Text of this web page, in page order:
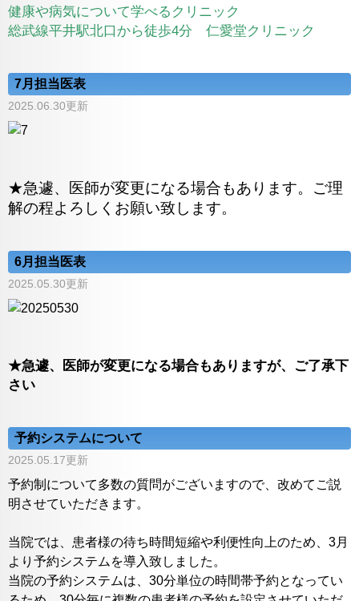
健康や病気について学べるクリニック
総武線平井駅北口から徒歩4分 仁愛堂クリニック
7月担当医表
2025.06.30更新
★急遽、医師が変更になる場合もあります。ご理
解の程よろしくお願い致します。
6月担当医表
2025.05.30更新
★急遽、医師が変更になる場合もありますが、ご了承下
さい
予約システムについて
2025.05.17更新
予約制について多数の質問がございますので、改めてご説
明させていただきます。
当院では、患者様の待ち時間短縮や利便性向上のため、3月
より予約システムを導入致しました。
当院の予約システムは、30分単位の時間帯予約となってい